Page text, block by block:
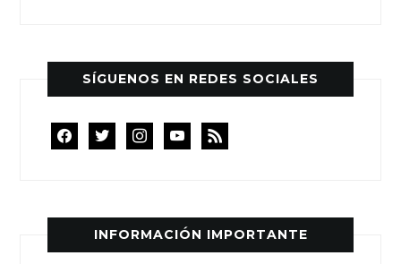
SÍGUENOS EN REDES SOCIALES
facebooktwitterinstagramyoutube
rss
INFORMACIÓN IMPORTANTE